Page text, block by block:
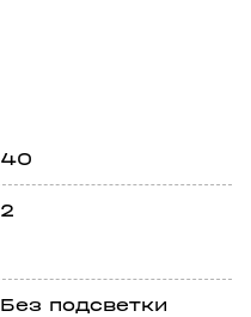
40
2
Без подсветки